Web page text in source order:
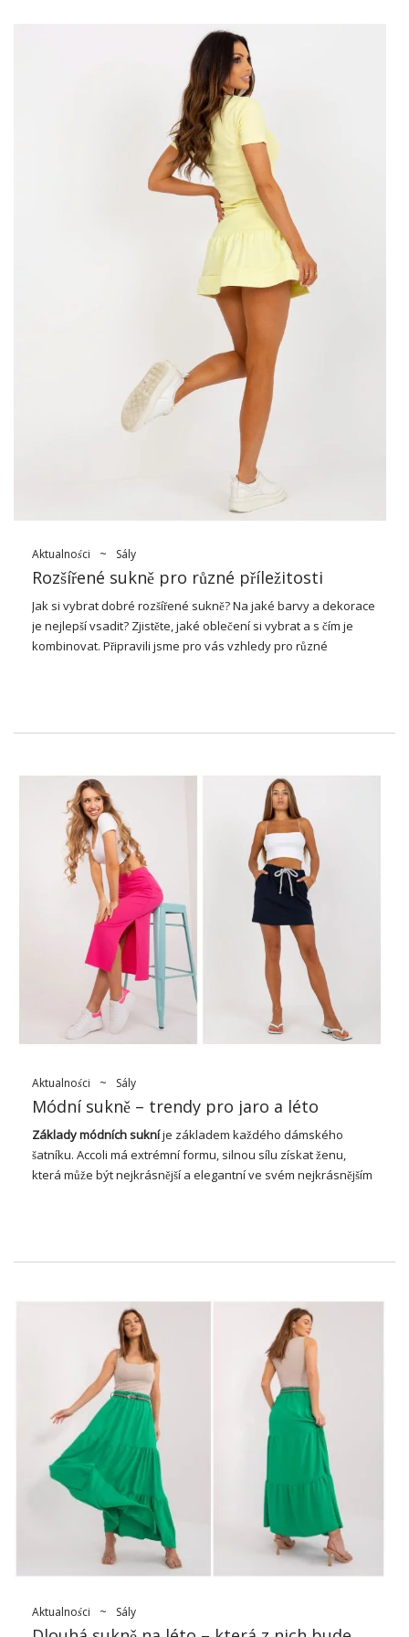
do kterých stojí za to investovat
V romantických květinových potiscích, strukturálních pruzích
nebo možná obyčejném úpletu? Podívejte se, co
V současné době musí mít:
Nejromantičtější trend roku. Budou pracovat jak ve verzi z
jemné síťoviny, organzy s přídavkem lesklé nitě, tak v šifonu.
Bezchybně se budou bránit i modely s explodujícími poupaty,
geometrickými vzory a etnickými šmouhami v boho atmosféře.
Má to být především ženské a vkusné.
Po módě pro patchworkové trenčkoty a
je čas
z kombinovaných materiálů.
Obzvláště trendy jsou džínové modely s koženými vložkami a
semišovými panely v osvěžujících …
Aktualności ~ Sály
Rozšířené sukně pro různé příležitosti
Jak si vybrat dobré rozšířené sukně? Na jaké barvy a dekorace
je nejlepší vsadit? Zjistěte, jaké oblečení si vybrat a s čím je
kombinovat. Připravili jsme pro vás vzhledy pro různé
Většina žen vypadá dobře v modelech rozšířených sukní. Dámy
proporce své postavy. Přesýpací hodiny a hrušky mohou
pokrýt masivní stehna, velký zadek a břicho. Sloupce zase
dodávají vaší postavě hojnost a činí ji ženštější.Spódnice
rozkloszowane nie są najlepszym wyborem jedynie dla
jabłek – dla niektórych będą pasować dla innych nie. Kobiety o
figurze jabłka mogą stawiać na rozkloszowane modele o
długości mini – zakryją duży brzuch i podkreślą szczupłe nogi.
Barvy a ozdoby
Dobrá volba jako vždy sukněv tlumených barvách. Bílé,
béžové, černé, hnědé, šedé nebo tmavě modré modely se
snadno vejdou do vzhledu pro každou příležitost. Stojí také za
výběr modelů v módních pastelových barvách, jako je
nebeská modrá, broskvová nebo světle růžová. Silný přízvuk
Aktualności ~ Sály
Módní sukně – trendy pro jaro a léto
Základy módních sukníje základem každého dámského
šatníku. Accoli má extrémní formu, silnou sílu získat ženu,
která může být nejkrásnější a elegantní ve svém nejkrásnějším
Módní základní sukně – proč je to
dobrá volba?
Základní sukně je dobrou volbou z několika párů. Jsou
univerzální a snadno upravitelné, děkuji, že jsou ideální pro
váš přístup – ze silnice. Jeho jednoduchý design a klasické
styly umožňují vytvářet různé oblečení, které jsou vhodné pro
individuální preference a styl. Za druhé,
Základy módních
sukníČasto jsou vyrobeny z vysoce kvalitních materiálů, což
zaručuje pohodlí a trvanlivost. Nevytvoří módní krabici, ale
takový praktický a funkční objem po dlouhou dobu. Za třetí, ní
sukně jsou nadčasové, což znamená, že nikdy nevyjdou z
módy. Lze jej nosit po mnoho ročních období a vytváří stabilní
základnu pro různé vzhledy. Díky tomu jsou tak …
Aktualności ~ Sály